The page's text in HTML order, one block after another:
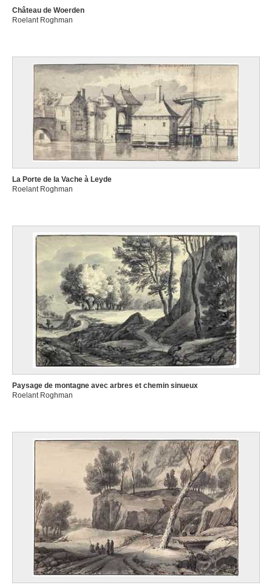
Château de Woerden
Roelant Roghman
La Porte de la Vache à Leyde
Roelant Roghman
Paysage de montagne avec arbres et chemin sinueux
Roelant Roghman